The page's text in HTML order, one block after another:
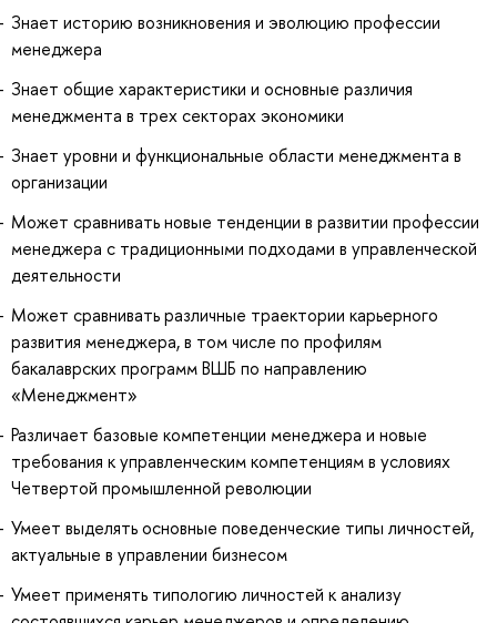
Знает историю возникновения и эволюцию профессии
менеджера
Знает общие характеристики и основные различия
менеджмента в трех секторах экономики
Знает уровни и функциональные области менеджмента в
организации
Может сравнивать новые тенденции в развитии профессии
менеджера с традиционными подходами в управленческой
деятельности
Может сравнивать различные траектории карьерного
развития менеджера, в том числе по профилям
бакалаврских программ ВШБ по направлению
«Менеджмент»
Различает базовые компетенции менеджера и новые
требования к управленческим компетенциям в условиях
Четвертой промышленной революции
Умеет выделять основные поведенческие типы личностей,
актуальные в управлении бизнесом
Умеет применять типологию личностей к анализу